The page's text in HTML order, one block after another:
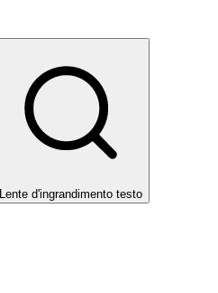
Lente d'ingrandimento testo